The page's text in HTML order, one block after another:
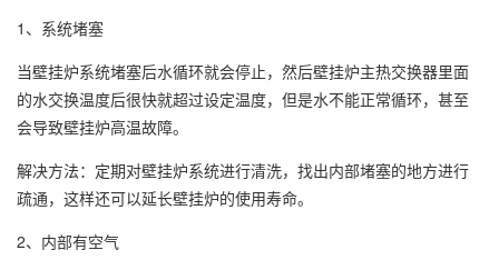
1、系统堵塞
当壁挂炉系统堵塞后水循环就会停止，然后壁挂炉主热交换器里面
的水交换温度后很快就超过设定温度，但是水不能正常循环，甚至
会导致壁挂炉高温故障。
解决方法：定期对壁挂炉系统进行清洗，找出内部堵塞的地方进行
疏通，这样还可以延长壁挂炉的使用寿命。
2、内部有空气